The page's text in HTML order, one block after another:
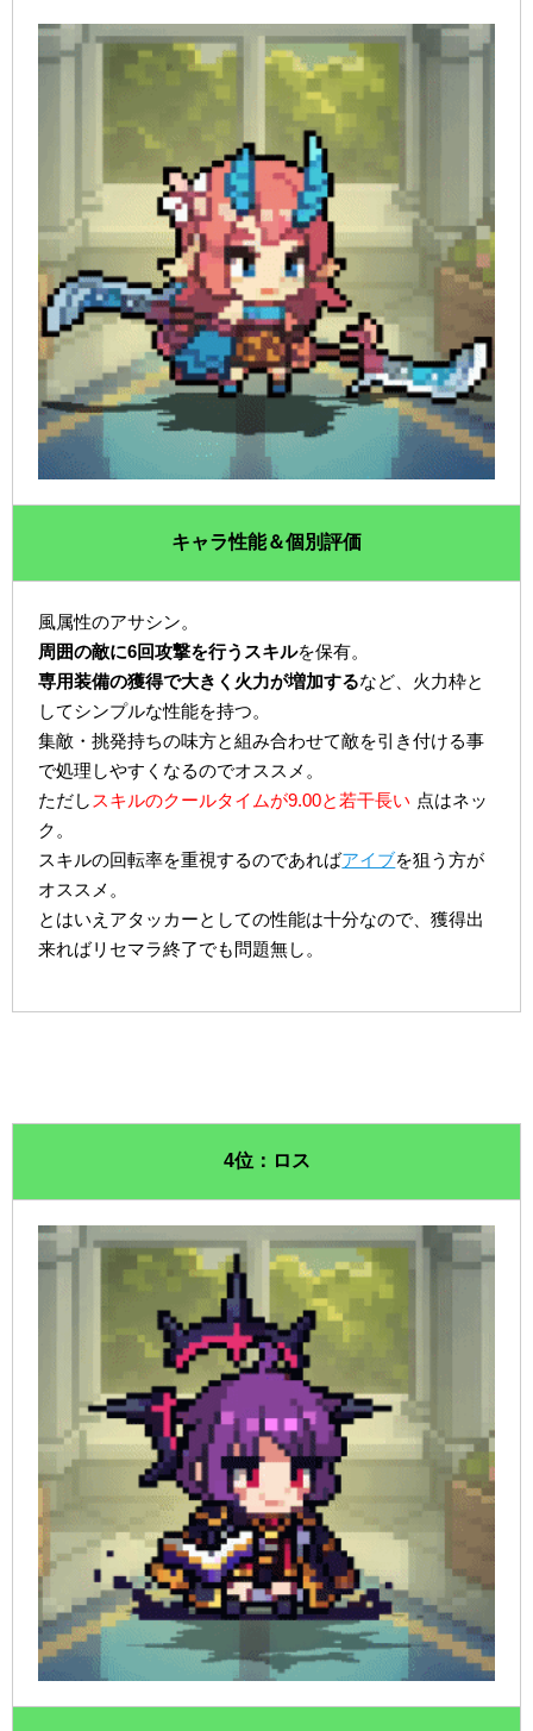
キャラ性能＆個別評価
風属性のアサシン。
周囲の敵に6回攻撃を行うスキルを保有。
専用装備の獲得で大きく火力が増加するなど、火力枠と
してシンプルな性能を持つ。
集敵・挑発持ちの味方と組み合わせて敵を引き付ける事
で処理しやすくなるのでオススメ。
ただし スキルのクールタイムが9.00と若干長い 点はネッ
ク。
スキルの回転率を重視するのであればアイブを狙う方が
オススメ。
とはいえアタッカーとしての性能は十分なので、獲得出
来ればリセマラ終了でも問題無し。
4位：ロス